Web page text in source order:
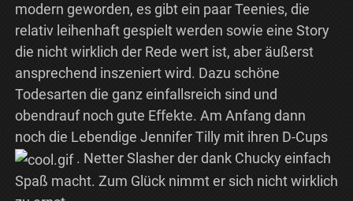
modern geworden, es gibt ein paar Teenies, die
relativ leihenhaft gespielt werden sowie eine Story
die nicht wirklich der Rede wert ist, aber äußerst
ansprechend inszeniert wird. Dazu schöne
Todesarten die ganz einfallsreich sind und
obendrauf noch gute Effekte. Am Anfang dann
noch die Lebendige Jennifer Tilly mit ihren D-Cups
. Netter Slasher der dank Chucky einfach
Spaß macht. Zum Glück nimmt er sich nicht wirklich